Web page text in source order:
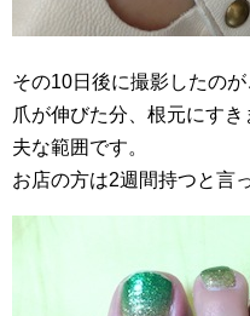
その10日後に撮影したのが
爪が伸びた分、根元にす
夫な範囲です。
お店の方は2週間持つと言